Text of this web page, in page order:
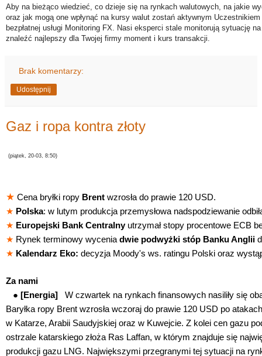
Aby na bieżąco wiedzieć, co dzieje się na rynkach walutowych, na jakie
oraz jak mogą one wpłynąć na kursy walut zostań aktywnym
bezpłatnej usługi Monitoring FX. Nasi eksperci stale monitorują sytuację
znaleźć najlepszy dla Twojej firmy moment i kurs transakcji.
Brak komentarzy:
Udostępnij
Gaz i ropa kontra złoty
(piątek, 20-03, 8:50)
★ Cena bryłki ropy Brent wzrosła do prawie 120 USD.
★ Polska: w lutym produkcja przemysłowa nadspodziewanie
★ Europejski Bank Centralnyutrzymał stopy procentowe ECB
★ Rynek terminowy wycenia dwie podwyżki stóp Banku Anglii
★ Kalendarz Eko: decyzja Moody's ws. ratingu Polski oraz
Za nami
● [Energia] W czwartek na rynkach finansowych nasiliły się
Baryłka ropy Brent wzrosła wczoraj do prawie 120 USD po
w Katarze, Arabii Saudyjskiej oraz w Kuwejcie. Z kolei cen gazu
ostrzale katarskiego złoża Ras Laffan, w którym znajduje się
produkcji gazu LNG. Największymi przegranymi tej sytuacji na